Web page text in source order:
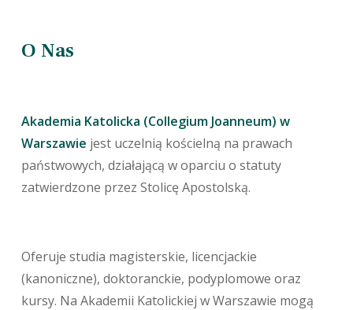
O Nas
Akademia Katolicka (Collegium Joanneum) w
Warszawie jest uczelnią kościelną na prawach
państwowych, działającą w oparciu o statuty
zatwierdzone przez Stolicę Apostolską.
Oferuje studia magisterskie, licencjackie
(kanoniczne), doktoranckie, podyplomowe oraz
kursy. Na Akademii Katolickiej w Warszawie mogą